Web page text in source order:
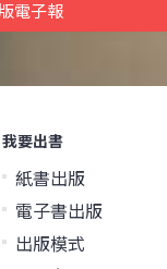
電子報
我要出書
紙書出版
電子書出版
出版模式